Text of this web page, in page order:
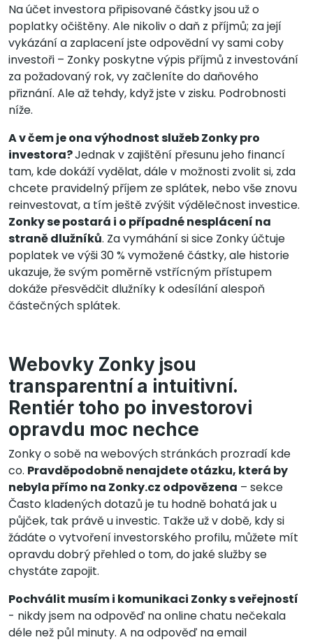
Na účet investora připisované částky jsou už o
poplatky očištěny. Ale nikoliv o daň z příjmů; za její
vykázání a zaplacení jste odpovědní vy sami coby
investoři – Zonky poskytne výpis příjmů z investování
za požadovaný rok, vy začleníte do daňového
přiznání. Ale až tehdy, když jste v zisku. Podrobnosti
níže.
A v čem je ona výhodnost služeb Zonky pro
investora?Jednak v zajištění přesunu jeho financí
tam, kde dokáží vydělat, dále v možnosti zvolit si, zda
chcete pravidelný příjem ze splátek, nebo vše znovu
reinvestovat, a tím ještě zvýšit výdělečnost investice.
Zonky se postará i o případné nesplácení na
straně dlužníků. Za vymáhání si sice Zonky účtuje
poplatek ve výši 30 % vymožené částky, ale historie
ukazuje, že svým poměrně vstřícným přístupem
dokáže přesvědčit dlužníky k odesílání alespoň
částečných splátek.
Webovky Zonky jsou
transparentní a intuitivní.
Rentiér toho po investorovi
opravdu moc nechce
Zonky o sobě na webových stránkách prozradí kde
co. Pravděpodobně nenajdete otázku, která by
nebyla přímo na Zonky.cz odpovězena – sekce
Často kladených dotazů je tu hodně bohatá jak u
půjček, tak právě u investic. Takže už v době, kdy si
žádáte o vytvoření investorského profilu, můžete mít
opravdu dobrý přehled o tom, do jaké služby se
chystáte zapojit.
Pochválit musím i komunikaci Zonky s veřejností
- nikdy jsem na odpověď na online chatu nečekala
déle než půl minuty. A na odpověď na email